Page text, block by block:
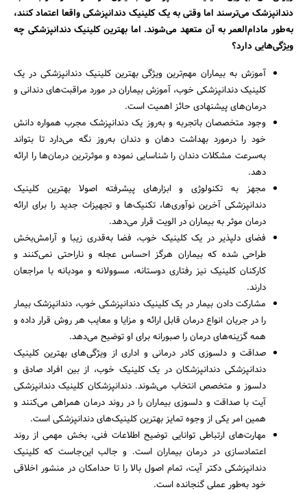
جستجو
دندانپزشک می‌ترسند اما وقتی به یک کلینیک دندانپزشکی واقعا اعتماد کنند،
به‌طور مادام‌العمر به آن متعهد می‌شوند. اما بهترین کلینیک دندانپزشکی چه
ویژگی‌هایی دارد؟
آموزش به بیماران مهم‌ترین ویژگی بهترین کلینیک دندانپزشکی در یک
کلینیک دندانپزشکی خوب، آموزش بیماران در مورد مراقبت‌های دندانی و
درمان‌های پیشنهادی حائز اهمیت است.
وجود متخصصان باتجربه و به‌روز یک دندانپزشک مجرب همواره دانش
خود را درمورد بهداشت دهان و دندان به‌روز نگه می‌دارد تا بتواند
به‌سرعت مشکلات دندان را شناسایی نموده و موثرترین درمان‌ها را ارائه
دهد.
مجهز به تکنولوژی و ابزارهای پیشرفته اصولا بهترین کلینیک
دندانپزشکی آخرین نوآوری‌ها، تکنیک‌ها و تجهیزات جدید را برای ارائه
درمان موثر به بیماران در الویت قرار می‌دهد.
فضای دلپذیر در یک کلینیک خوب، فضا به‌قدری زیبا و آرامش‌بخش
طراحی شده که بیماران هرگز احساس عجله و ناراحتی نمی‌کنند و
کارکنان کلینیک نیز رفتاری دوستانه، مسوولانه و مودبانه با مراجعان
دارند.
مشارکت دادن بیمار در یک کلینیک دندانپزشکی خوب، دندانپزشک بیمار
را در جریان انواع درمان قابل ارائه و مزایا و معایب هر روش قرار داده و
همه گزینه‌های درمان را صبورانه برای او توضیح می‌دهد.
صداقت و دلسوزی کادر درمانی و اداری از ویژگی‌های بهترین کلینیک
دندانپزشکی دندانپزشکان در یک کلینیک خوب، از بین افراد صادق و
دلسوز و متخصص انتخاب می‌شوند. دندانپزشکان کلینیک دندانپزشکی
آیت با صداقت و دلسوزی بیماران را در روند درمان همراهی می‌کنند و
همین امر یکی از وجوه تمایز بهترین کلینیک‌های دندانپزشکی است.
مهارت‌های ارتباطی توانایی توضیح اطلاعات فنی، بخش مهمی از روند
اعتمادسازی در درمان بیماران است. و جالب این‌‎جاست که کلینیک
دندانپزشکی دکتر آیت، تمام اصول بالا را تا حدامکان در منشور اخلاقی
خود به‌طور عملی گنجانده است.